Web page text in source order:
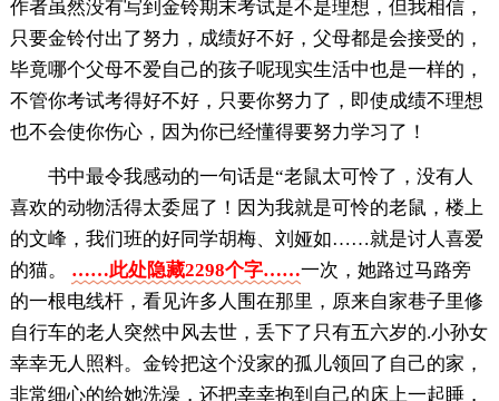
作者虽然没有写到金铃期末考试是不是理想，但我相信，
只要金铃付出了努力，成绩好不好，父母都是会接受的，
毕竟哪个父母不爱自己的孩子呢现实生活中也是一样的，
不管你考试考得好不好，只要你努力了，即使成绩不理想
也不会使你伤心，因为你已经懂得要努力学习了！
书中最令我感动的一句话是“老鼠太可怜了，没有人
喜欢的动物活得太委屈了！因为我就是可怜的老鼠，楼上
的文峰，我们班的好同学胡梅、刘娅如……就是讨人喜爱
的猫。 ……此处隐藏2298个字……一次，她路过马路旁
的一根电线杆，看见许多人围在那里，原来自家巷子里修
自行车的老人突然中风去世，丢下了只有五六岁的.小孙女
幸幸无人照料。金铃把这个没家的孤儿领回了自己的家，
非常细心的给她洗澡，还把幸幸抱到自己的床上一起睡，